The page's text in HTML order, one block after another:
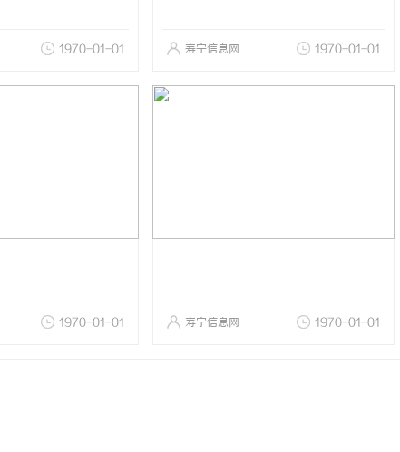
1970-01-01 寿宁信息网 1970-01-01
1970-01-01 寿宁信息网 1970-01-01